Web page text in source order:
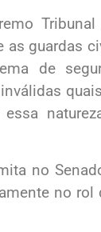
Tribunal
as guardas
de
no
no